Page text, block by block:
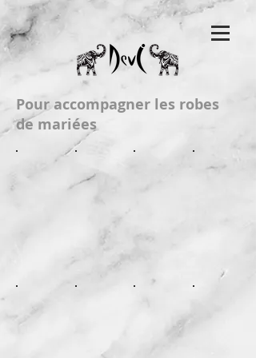
Pour accompagner les robes
de mariées